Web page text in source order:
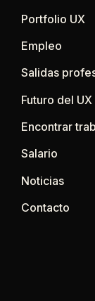
Portfolio UX
Empleo
Salidas
Futuro del UX
Encontrar
Salario
Noticias
Contacto